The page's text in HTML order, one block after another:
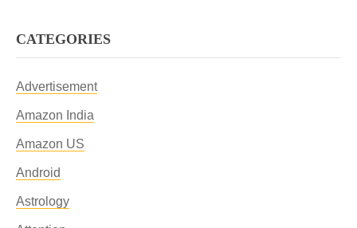
CATEGORIES
Advertisement
Amazon India
Amazon US
Android
Astrology